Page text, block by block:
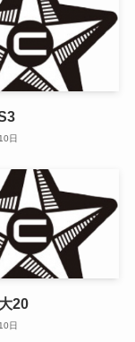
日
20
日